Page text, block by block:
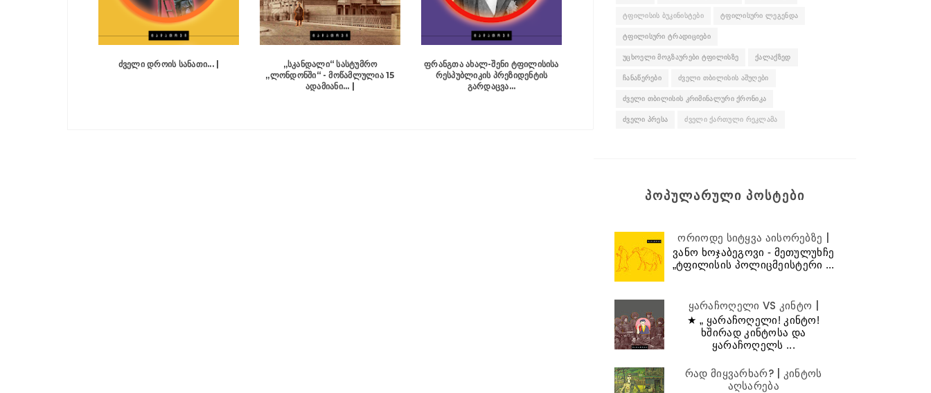
ᲫᲕᲔᲚᲘ ᲓᲠᲝᲘᲡ ᲡᲐᲜᲐᲗᲘ... |
„ᲡᲙᲐᲜᲓᲐᲚᲘ“ ᲡᲐᲡᲢᲣᲛᲠᲝ
„ᲚᲝᲜᲓᲝᲜᲨᲘ“ - ᲛᲝᲬᲐᲛᲚᲣᲚᲘᲐ 15
ᲐᲓᲐᲛᲘᲐᲜᲘ... |
ᲤᲠᲐᲜᲒᲗᲐ ᲐᲮᲐᲚ-ᲨᲔᲜᲘ ᲢᲤᲘᲚᲘᲡᲘᲡᲐ
ᲠᲔᲡᲞᲣᲑᲚᲘᲙᲘᲡ ᲞᲠᲔᲖᲘᲓᲔᲜᲢᲘᲡ
ᲒᲐᲠᲓᲐᲪᲕᲐ...
ᲢᲤᲘᲚᲘᲡᲘᲡ ᲑᲣᲙᲘᲜᲘᲡᲢᲔᲑᲘ ᲢᲤᲘᲚᲘᲡᲣᲠᲘ ᲚᲔᲒᲔᲜᲓᲐ
ᲢᲤᲘᲚᲘᲡᲣᲠᲘ ᲢᲠᲐᲓᲘᲪᲘᲔᲑᲘ
ᲣᲪᲮᲝᲔᲚᲘ ᲛᲝᲒᲖᲐᲣᲠᲔᲑᲘ ᲢᲤᲘᲚᲘᲡᲖᲔ ᲥᲐᲚᲐᲥᲖᲔᲓ
ᲩᲐᲜᲐᲬᲔᲠᲔᲑᲘ ᲫᲕᲔᲚᲘ ᲗᲑᲘᲚᲘᲡᲘᲡ ᲐᲨᲣᲦᲔᲑᲘ
ᲫᲕᲔᲚᲘ ᲗᲑᲘᲚᲘᲡᲘᲡ ᲙᲠᲘᲛᲘᲜᲐᲚᲣᲠᲘ ᲥᲠᲝᲜᲘᲙᲐ
ᲫᲕᲔᲚᲘ ᲞᲠᲔᲡᲐ ᲫᲕᲔᲚᲘ ᲥᲐᲠᲗᲣᲚᲘ ᲠᲔᲙᲚᲐᲛᲐ
ᲞᲝᲞᲣᲚᲐᲠᲣᲚᲘ ᲞᲝᲡᲢᲔᲑᲘ
ორიოდე სიტყვა აისორებზე |
ვანო ხოჯაბეგოვი - მეთულუხჩე
„ტფილისის პოლიცმეისტერი ...
ყარაჩოღელი VS კინტო |
★ „ ყარაჩოღელი! კინტო!
ხშირად კინტოსა და
ყარაჩოღელს ...
რად მიყვარხარ? | კინტოს
აღსარება